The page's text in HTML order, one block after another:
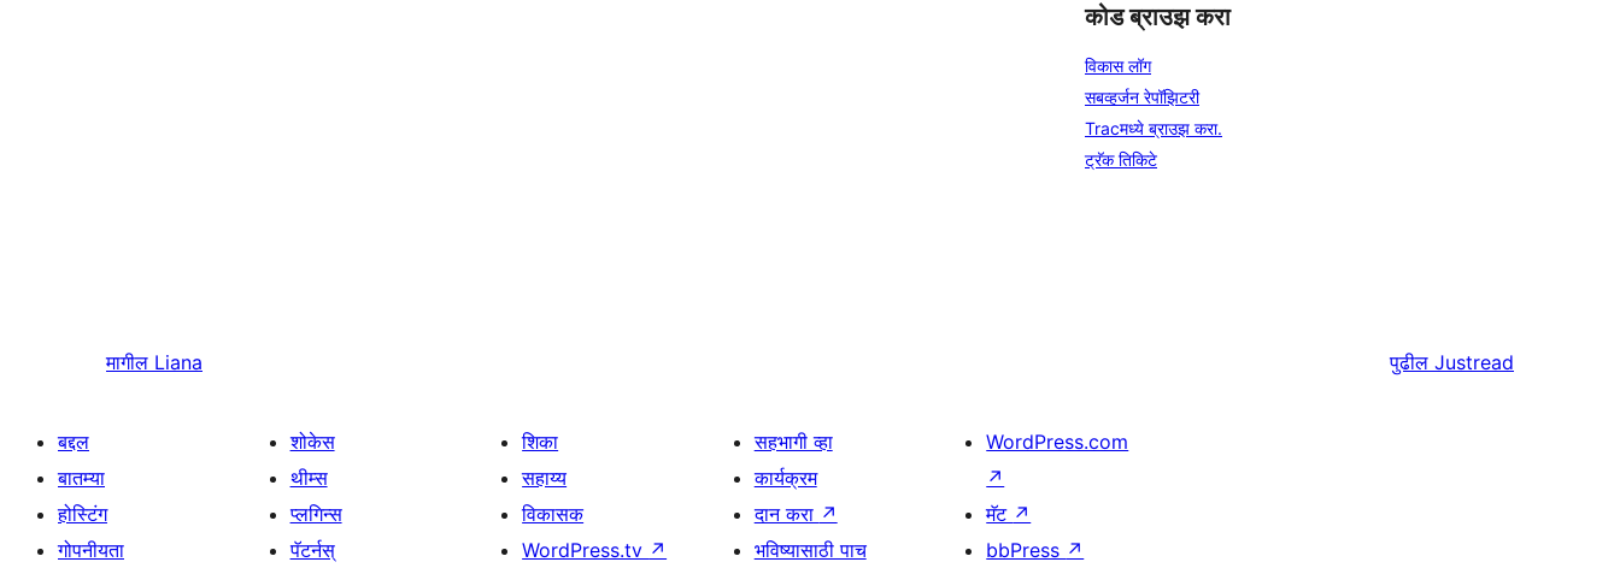
कोड ब्राउझ करा
विकास लॉग
सबव्हर्जन रेपॉझिटरी
Tracमध्ये ब्राउझ करा.
ट्रॅक तिकिटे
मागील Liana पुढील Justread
बद्दल
बातम्या
होस्टिंग
गोपनीयता
शोकेस
थीम्स
प्लगिन्स
पॅटर्नस्
शिका
सहाय्य
विकासक
WordPress.tv ↗
सहभागी व्हा
कार्यक्रम
दान करा ↗
भविष्यासाठी पाच
WordPress.com
↗
मॅट ↗
bbPress ↗